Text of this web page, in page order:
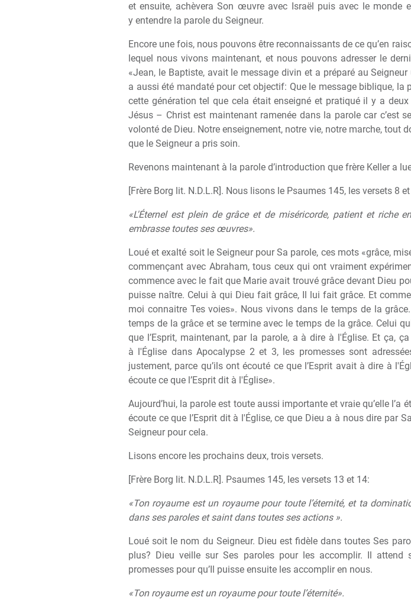
et ensuite, achèvera Son œuvre avec Israël puis avec le monde
y entendre la parole du Seigneur.
Encore une fois, nous pouvons être reconnaissants de ce qu’en
lequel nous vivons maintenant, et nous pouvons adresser le
«Jean, le Baptiste, avait le message divin et a préparé au
a aussi été mandaté pour cet objectif: Que le message biblique, la
cette génération tel que cela était enseigné et pratiqué il y a
Jésus – Christ est maintenant ramenée dans la parole car c’est
volonté de Dieu. Notre enseignement, notre vie, notre marche, tout
que le Seigneur a pris soin.
Revenons maintenant à la parole d’introduction que frère Keller a
[Frère Borg lit. N.D.L.R]. Nous lisons le Psaumes 145, les versets 8
«L'Éternel est plein de grâce et de miséricorde, patient et riche
embrasse toutes ses œuvres».
Loué et exalté soit le Seigneur pour Sa parole, ces mots «grâce,
commençant avec Abraham, tous ceux qui ont vraiment
commence avec le fait que Marie avait trouvé grâce devant Dieu
puisse naître. Celui à qui Dieu fait grâce, Il lui fait grâce. Et
moi connaitre Tes voies». Nous vivons dans le temps de la
temps de la grâce et se termine avec le temps de la grâce. Celui
que l’Esprit, maintenant, par la parole, a à dire à l'Église. Et ça,
à l'Église dans Apocalypse 2 et 3, les promesses sont
justement, parce qu’ils ont écouté ce que l’Esprit avait à dire à
écoute ce que l’Esprit dit à l'Église».
Aujourd’hui, la parole est toute aussi importante et vraie qu’elle
écoute ce que l’Esprit dit à l'Église, ce que Dieu a à nous dire par
Seigneur pour cela.
Lisons encore les prochains deux, trois versets.
[Frère Borg lit. N.D.L.R]. Psaumes 145, les versets 13 et 14:
«Ton royaume est un royaume pour toute l’éternité, et ta
dans ses paroles et saint dans toutes ses actions ».
Loué soit le nom du Seigneur. Dieu est fidèle dans toutes Ses
plus? Dieu veille sur Ses paroles pour les accomplir. Il attend
promesses pour qu’Il puisse ensuite les accomplir en nous.
«Ton royaume est un royaume pour toute l’éternité».